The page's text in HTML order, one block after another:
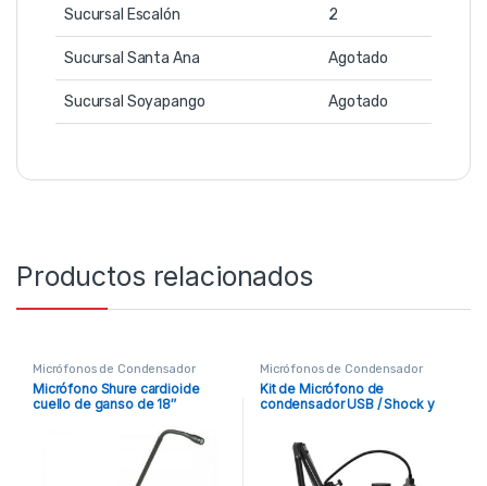
Sucursal Escalón 2
Sucursal Santa Ana Agotado
Sucursal Soyapango Agotado
Productos relacionados
Micrófonos de Condensador
Micrófono Shure cardioide
cuello de ganso de 18″
Micrófonos de Condensador
Kit de Micrófono de
condensador USB / Shock y